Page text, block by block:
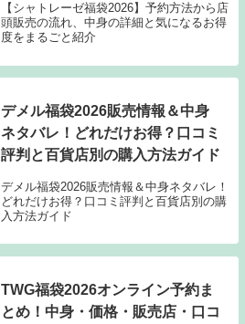
【シャトレーゼ福袋2026】予約方法から店
頭販売の流れ、中身の詳細と気になるお得
度をまるごと紹介
デメル福袋2026販売情報＆中身
ネタバレ！どれだけお得？口コミ
評判と百貨店別の購入方法ガイド
デメル福袋2026販売情報＆中身ネタバレ！
どれだけお得？口コミ評判と百貨店別の購
入方法ガイド
TWG福袋2026オンライン予約ま
とめ！中身・価格・販売店・口コ